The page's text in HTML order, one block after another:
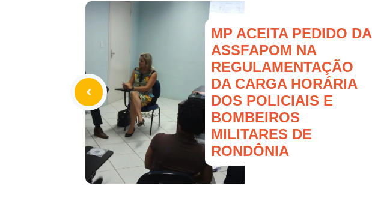
MP ACEITA PEDIDO DA
ASSFAPOM NA
REGULAMENTAÇÃO
DA CARGA HORÁRIA
DOS POLICIAIS E
BOMBEIROS
MILITARES DE
RONDÔNIA